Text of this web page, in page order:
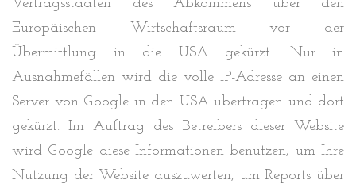
Vertragsstaaten des Abkommens über den
Europäischen Wirtschaftsraum vor der
Übermittlung in die USA gekürzt. Nur in
Ausnahmefällen wird die volle IP-Adresse an einen
Server von Google in den USA übertragen und dort
gekürzt. Im Auftrag des Betreibers dieser Website
wird Google diese Informationen benutzen, um Ihre
Nutzung der Website auszuwerten, um Reports über